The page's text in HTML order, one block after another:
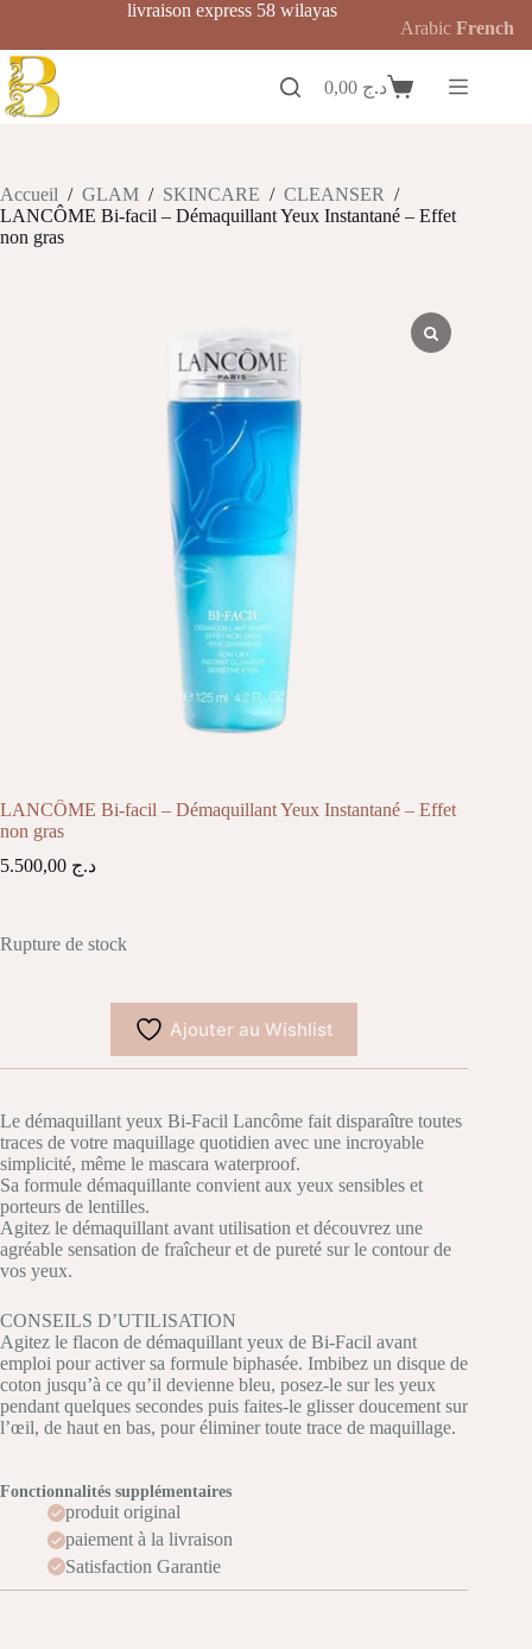
contenu
livraison express 58 wilayas
Panierد.ج
Accueil / GLAM / SKINCARE / CLEANSER /
LANCÔME Bi-facil – Démaquillant Yeux Instantané – Effet
non gras
LANCÔME Bi-facil – Démaquillant Yeux Instantané – Effet
non gras
د.ج
Rupture de stock
Ajouter au Wishlist
Le démaquillant yeux Bi-Facil Lancôme fait disparaître toutes
traces de votre maquillage quotidien avec une incroyable
simplicité, même le mascara waterproof.
Sa formule démaquillante convient aux yeux sensibles et
porteurs de lentilles.
Agitez le démaquillant avant utilisation et découvrez une
agréable sensation de fraîcheur et de pureté sur le contour de
vos yeux.
CONSEILS D’UTILISATION
Agitez le flacon de démaquillant yeux de Bi-Facil avant
emploi pour activer sa formule biphasée. Imbibez un disque de
coton jusqu’à ce qu’il devienne bleu, posez-le sur les yeux
pendant quelques secondes puis faites-le glisser doucement sur
l’œil, de haut en bas, pour éliminer toute trace de maquillage.
Fonctionnalités supplémentaires
produit original
paiement à la livraison
Satisfaction Garantie
Arabic French